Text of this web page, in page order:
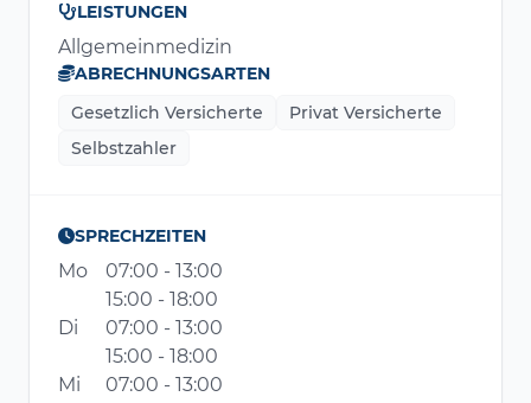
LEISTUNGEN
Allgemeinmedizin
ABRECHNUNGSARTEN
Gesetzlich Versicherte
Privat Versicherte
Selbstzahler
SPRECHZEITEN
Mo
07:00 - 13:00
15:00 - 18:00
Di
07:00 - 13:00
15:00 - 18:00
Mi
07:00 - 13:00